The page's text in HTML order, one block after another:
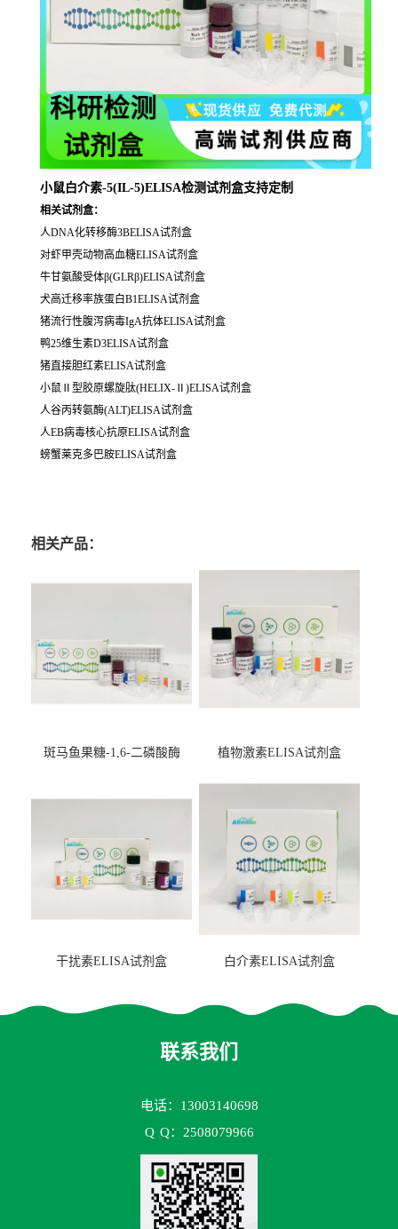
小鼠白介素-5(IL-5)ELISA检测试剂盒支持定制
相关试剂盒：
人DNA化转移酶3BELISA试剂盒
对虾甲壳动物高血糖ELISA试剂盒
牛甘氨酸受体β(GLRβ)ELISA试剂盒
犬高迁移率族蛋白B1ELISA试剂盒
猪流行性腹泻病毒IgA抗体ELISA试剂盒
鸭25维生素D3ELISA试剂盒
猪直接胆红素ELISA试剂盒
小鼠Ⅱ型胶原螺旋肽(HELIX-Ⅱ)ELISA试剂盒
人谷丙转氨酶(ALT)ELISA试剂盒
人EB病毒核心抗原ELISA试剂盒
螃蟹莱克多巴胺ELISA试剂盒
相关产品：
斑马鱼果糖-1,6-二磷酸酶
盒
植物激素ELISA试剂盒
干扰素ELISA试剂盒 白介素ELISA试剂盒
联系我们
电话：13003140698
Q Q：2508079966